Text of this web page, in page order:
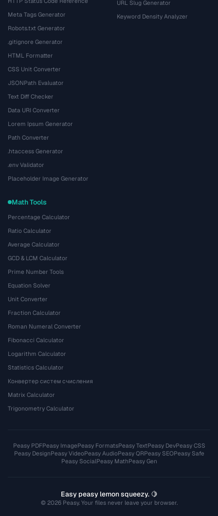
Meta Tags Generator
Robots.txt Generator
.gitignore Generator
HTML Formatter
CSS Unit Converter
JSONPath Evaluator
Text Diff Checker
Data URI Converter
Lorem Ipsum Generator
Path Converter
.htaccess Generator
.env Validator
Placeholder Image Generator
URL Slug Generator
Keyword Density Analyzer
Math Tools
Percentage Calculator
Ratio Calculator
Average Calculator
GCD & LCM Calculator
Prime Number Tools
Equation Solver
Unit Converter
Fraction Calculator
Roman Numeral Converter
Fibonacci Calculator
Logarithm Calculator
Statistics Calculator
Конвертер систем счисления
Matrix Calculator
Trigonometry Calculator
Peasy PDFPeasy ImagePeasy FormatsPeasy TextPeasy DevPeasy CSS
Peasy DesignPeasy VideoPeasy AudioPeasy QRPeasy SEOPeasy Safe
Peasy SocialPeasy MathPeasy Gen
Easy peasy lemon squeezy. 🍋
© 2026 Peasy. Your files never leave your browser.